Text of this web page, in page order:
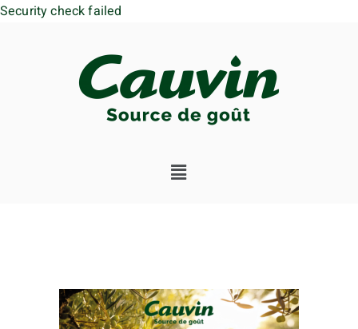
Security check failed